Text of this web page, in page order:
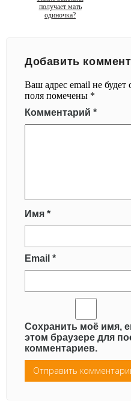
получает мать
одиночка?
Добавить
Ваш адрес email не будет
поля помечены *
Комментарий *
Имя *
Email *
Сохранить моё имя,
этом браузере для
комментариев.